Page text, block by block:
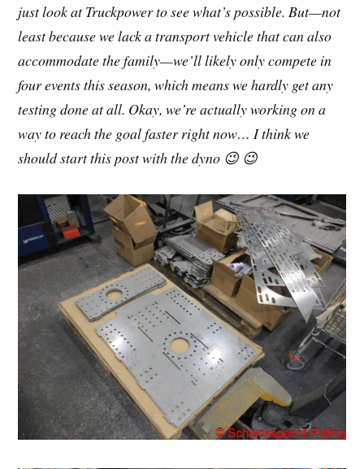
just look at Truckpower to see what’s possible. But—not
least because we lack a transport vehicle that can also
accommodate the family—we’ll likely only compete in
four events this season, which means we hardly get any
testing done at all. Okay, we’re actually working on a
way to reach the goal faster right now… I think we
should start this post with the dyno 😉 😉